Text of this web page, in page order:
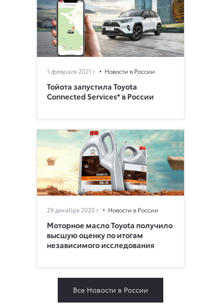
1 февраля 2021 г. Новости в России
Тойота запустила Toyota
Connected Services* в России
29 декабря 2020 г. Новости в России
Моторное масло Toyota получило
высшую оценку по итогам
независимого исследования
Все Новости в России